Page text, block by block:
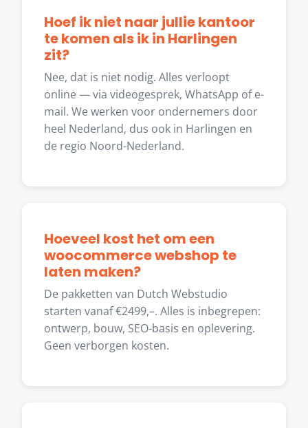
Hoef ik niet naar jullie kantoor
te komen als ik in Harlingen
zit?
Nee, dat is niet nodig. Alles verloopt
online — via videogesprek, WhatsApp of e-
mail. We werken voor ondernemers door
heel Nederland, dus ook in Harlingen en
de regio Noord-Nederland.
Hoeveel kost het om een
woocommerce webshop te
laten maken?
De pakketten van Dutch Webstudio
starten vanaf €2499,–. Alles is inbegrepen:
ontwerp, bouw, SEO-basis en oplevering.
Geen verborgen kosten.